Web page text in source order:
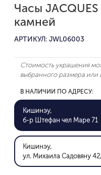
Часы
камней
АРТИКУЛ: JWL06003
Стоимость украшения
выбранного размера или
В НАЛИЧИИ ПО АДРЕСУ:
Кишинэу,
б-р Штефан чел Маре 71
Кишинэу,
ул. Михаила Садовяну